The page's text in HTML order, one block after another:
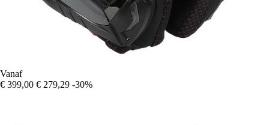
Vanaf
€ 399,00 € 279,29 -30%